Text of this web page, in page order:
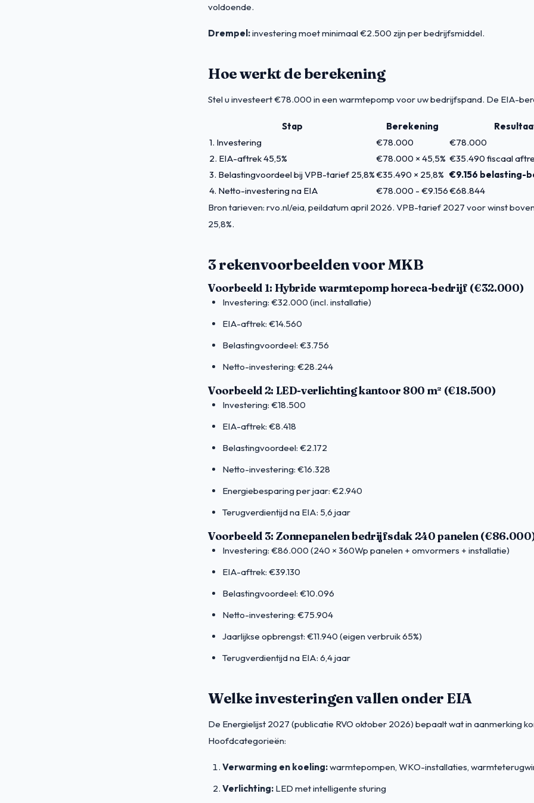
voldoende.
Drempel:investering moet minimaal €2.500 zijn per bedrijfsmiddel.
Hoe werkt de berekening
Stel u investeert €78.000 in een warmtepomp voor uw bedrijfspand. De EIA-
Stap Berekening
1. Investering
€78.000
€78.000
2. EIA-aftrek 45,5%
€78.000 × 45,5% €35.490 fiscaal
3. Belastingvoordeel bij VPB-tarief 25,8%€35.490 × 25,8% €9.156 belasting-
4. Netto-investering na EIA
€78.000 - €9.156€68.844
Bron tarieven: rvo.nl/eia, peildatum april 2026. VPB-tarief 2027 voor winst
25,8%.
3 rekenvoorbeelden voor MKB
Voorbeeld 1: Hybride warmtepomp horeca-bedrijf (€32.000)
Investering: €32.000 (incl. installatie)
EIA-aftrek: €14.560
Belastingvoordeel: €3.756
Netto-investering: €28.244
Voorbeeld 2: LED-verlichting kantoor 800 m² (€18.500)
Investering: €18.500
EIA-aftrek: €8.418
Belastingvoordeel: €2.172
Netto-investering: €16.328
Energiebesparing per jaar: €2.940
Terugverdientijd na EIA: 5,6 jaar
Voorbeeld 3: Zonnepanelen bedrijfsdak 240 panelen
Investering: €86.000 (240 × 360Wp panelen + omvormers + installatie)
EIA-aftrek: €39.130
Belastingvoordeel: €10.096
Netto-investering: €75.904
Jaarlijkse opbrengst: €11.940 (eigen verbruik 65%)
Terugverdientijd na EIA: 6,4 jaar
Welke investeringen vallen onder EIA
De Energielijst 2027 (publicatie RVO oktober 2026) bepaalt wat in aanmerking
Hoofdcategorieën:
Verwarming en koeling:warmtepompen, WKO-installaties,
Verlichting: LED met intelligente sturing